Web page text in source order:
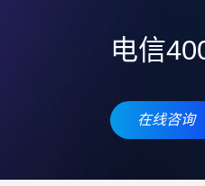
电信
在线咨询